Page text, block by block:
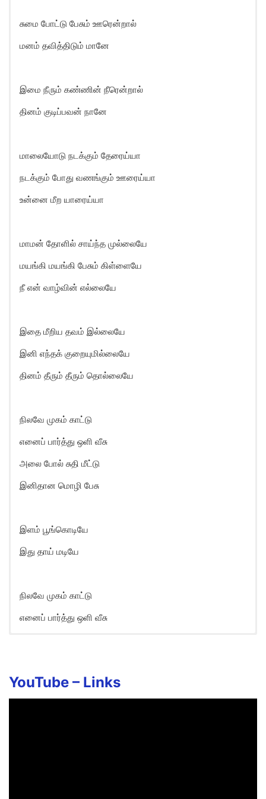
சுமை போட்டு பேசும் ஊரென்றால்
மனம் தவித்திடும் மானே
இமை நீரும் கண்ணின் நீரென்றால்
தினம் குடிப்பவன் நானே
மாலையோடு நடக்கும் தேரைய்யா
நடக்கும் போது வணங்கும் ஊரைய்யா
உன்னை மீற யாரைய்யா
மாமன் தோளில் சாய்ந்த முல்லையே
மயங்கி மயங்கி பேசும் கிள்ளையே
நீ என் வாழ்வின் எல்லையே
இதை மீறிய தவம் இல்லையே
இனி எந்தக் குறையுமில்லையே
தினம் தீரும் தீரும் தொல்லையே
நிலவே முகம் காட்டு
எனைப் பார்த்து ஒளி வீசு
அலை போல் சுதி மீட்டு
இனிதான மொழி பேசு
இளம் பூங்கொடியே
இது தாய் மடியே
நிலவே முகம் காட்டு
எனைப் பார்த்து ஒளி வீசு
Nilavae mugam kaatu
Yennai paarthu oli veesu
YouTube – Links